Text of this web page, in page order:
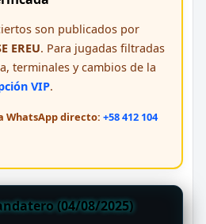
son publicados por
EREU. Para jugadas filtradas
terminales y cambios de la
VIP.
WhatsApp directo: +58 412 104
(04/08/2025)